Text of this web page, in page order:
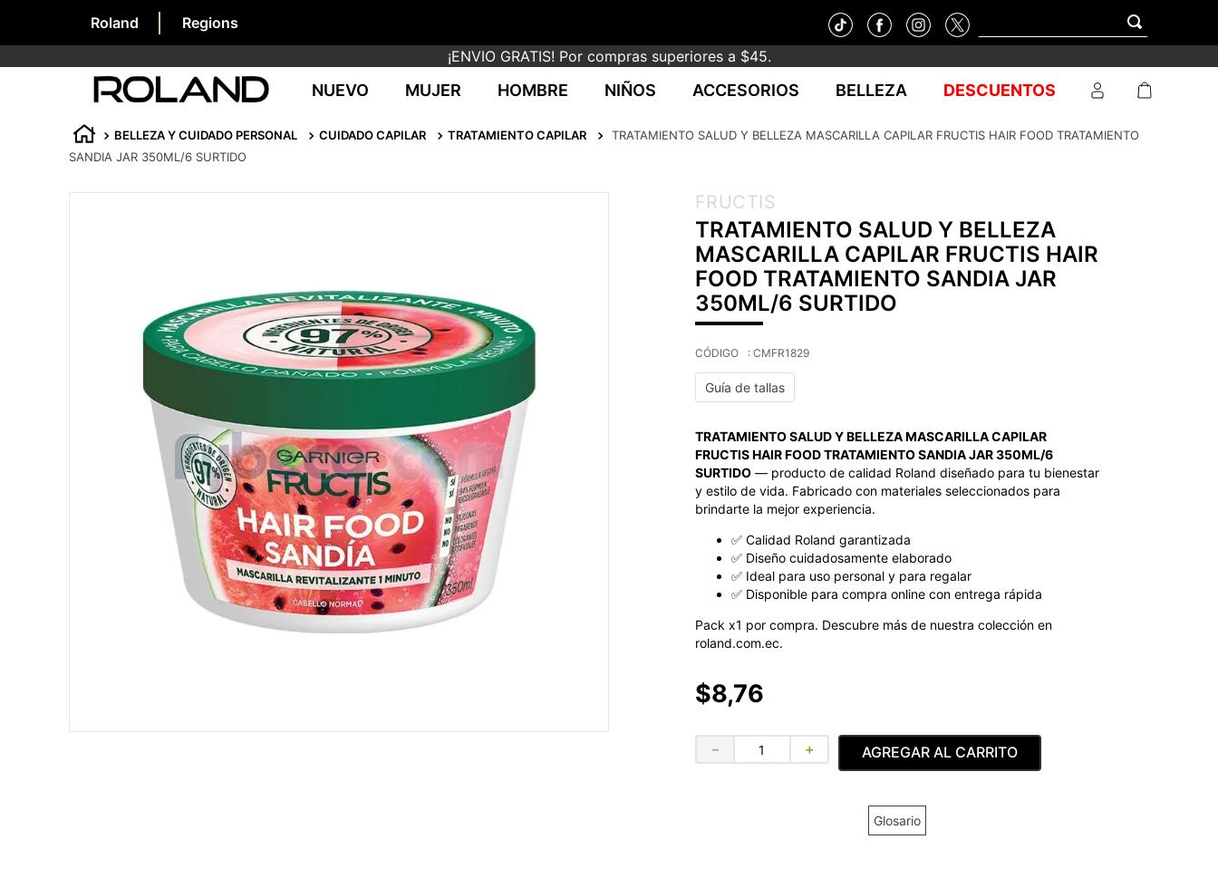
Roland
Regions
¡ENVIO GRATIS! Por compras superiores a $45.
NUEVO MUJER HOMBRE NIÑOS ACCESORIOS BELLEZA DESCUENTOS
BELLEZA Y CUIDADO PERSONAL CUIDADO CAPILAR TRATAMIENTO CAPILAR
TRATAMIENTO SALUD Y BELLEZA MASCARILLA CAPILAR FRUCTIS HAIR FOOD TRATAMIENTO
SANDIA JAR 350ML/6 SURTIDO
FRUCTIS
TRATAMIENTO SALUD Y BELLEZA
MASCARILLA CAPILAR FRUCTIS HAIR
FOOD TRATAMIENTO SANDIA JAR
350ML/6 SURTIDO
: CMFR1829
Guía de tallas
TRATAMIENTO SALUD Y BELLEZA MASCARILLA CAPILAR
FRUCTIS HAIR FOOD TRATAMIENTO SANDIA JAR 350ML/6
SURTIDO— producto de calidad Roland diseñado para tu bienestar
y estilo de vida. Fabricado con materiales seleccionados para
brindarte la mejor experiencia.
✅ Calidad Roland garantizada
✅ Diseño cuidadosamente elaborado
✅ Ideal para uso personal y para regalar
✅ Disponible para compra online con entrega rápida
Pack x1 por compra. Descubre más de nuestra colección en
roland.com.ec.
$8,76
＋
－ AGREGAR AL CARRITO
Glosario